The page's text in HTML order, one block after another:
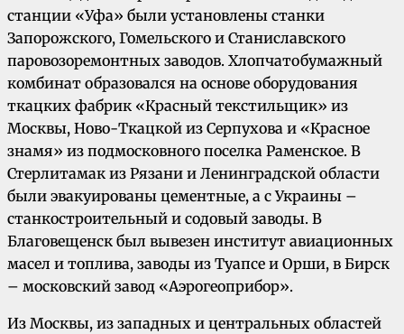
станции «Уфа» были установлены станки
Запорожского, Гомельского и Станиславского
паровозоремонтных заводов. Хлопчатобумажный
комбинат образовался на основе оборудования
ткацких фабрик «Красный текстильщик» из
Москвы, Ново-Ткацкой из Серпухова и «Красное
знамя» из подмосковного поселка Раменское. В
Стерлитамак из Рязани и Ленинградской области
были эвакуированы цементные, а с Украины –
станкостроительный и содовый заводы. В
Благовещенск был вывезен институт авиационных
масел и топлива, заводы из Туапсе и Орши, в Бирск
– московский завод «Аэрогеоприбор».
Из Москвы, из западных и центральных областей